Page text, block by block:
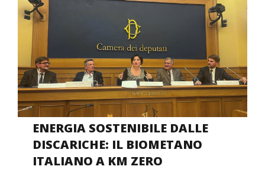
ENERGIA SOSTENIBILE DALLE
DISCARICHE: IL BIOMETANO
ITALIANO A KM ZERO